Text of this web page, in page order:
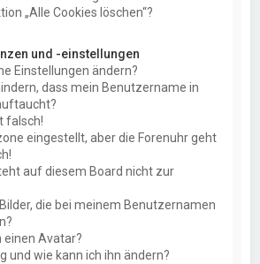
„Alle Cookies löschen“?
und -einstellungen
Einstellungen ändern?
dass mein Benutzername in
falsch!
eingestellt, aber die Forenuhr geht
auf diesem Board nicht zur
die bei meinem Benutzernamen
einen Avatar?
und wie kann ich ihn ändern?